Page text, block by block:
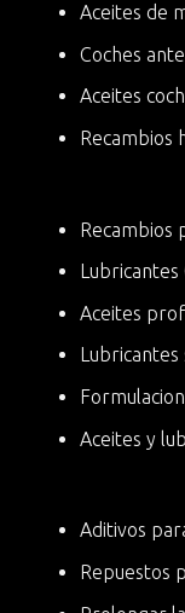
Aceites de
Coches
Aceites
Recambios
Recambios
Lubricantes
Aceites
Aceites y
Aditivos
Repuestos